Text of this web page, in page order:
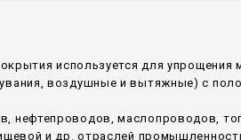
используется для упрощения
воздушные и вытяжные) с
нефтепроводов, маслопроводов,
и др. отраслей